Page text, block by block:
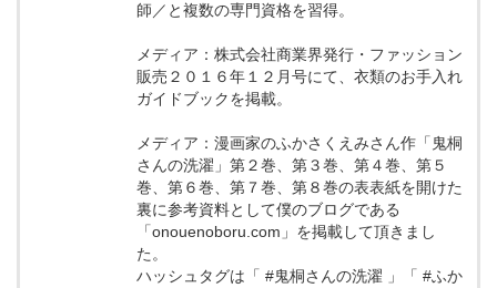
師／と複数の専門資格を習得。
メディア：株式会社商業界発行・ファッション
販売２０１６年１２月号にて、衣類のお手入れ
ガイドブックを掲載。
メディア：漫画家のふかさくえみさん作「鬼桐
さんの洗濯」第２巻、第３巻、第４巻、第５
巻、第６巻、第７巻、第８巻の表表紙を開けた
裏に参考資料として僕のブログである
「onouenoboru.com」を掲載して頂きまし
た。
ハッシュタグは「 #鬼桐さんの洗濯 」「 #ふか